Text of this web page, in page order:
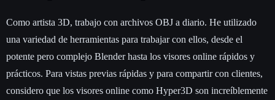
Como artista 3D, trabajo con archivos OBJ a diario. He utilizado
una variedad de herramientas para trabajar con ellos, desde el
potente pero complejo Blender hasta los visores online rápidos y
prácticos. Para vistas previas rápidas y para compartir con clientes,
considero que los visores online como Hyper3D son increíblemente